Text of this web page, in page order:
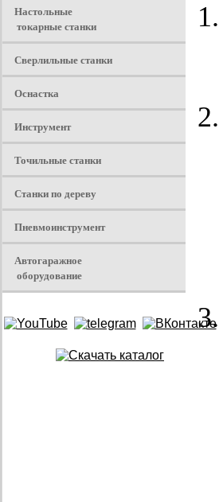
Настольные
токарные станки
Сверлильные станки
Оснастка
Инструмент
Точильные станки
Станки по дереву
Пневмоинструмент
Автогаражное
оборудование